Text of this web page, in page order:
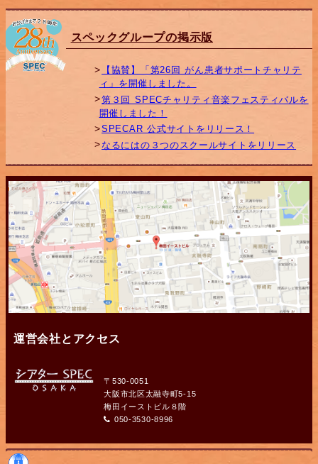
スペックグループの掲示版
【協賛】「第26回 がん患者サポートチャリテ
ィ」を開催しました。
第３回 SPECチャリティ音楽フェスティバルを
開催しました！
SPECAR 公式サイトをリリース！
なるにはの３つのスクールサイトをリリース
運営会社とアクセス
〒530-0051
大阪市北区太融寺町5-15
梅田イーストビル８階
050-3530-8996